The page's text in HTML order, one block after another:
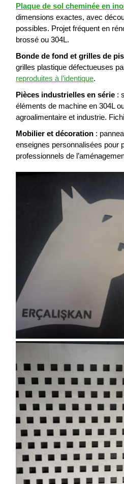
Plaque de sol cheminée en
dimensions exactes, avec
possibles. Projet fréquent en
brossé ou 304L.
Bonde de fond et grilles de
grilles plastique défectueuses
reproduites à l’identique.
Pièces industrielles en série :
éléments de machine en 304L
agroalimentaire et industrie.
Mobilier et décoration :
enseignes personnalisées pour
professionnels de